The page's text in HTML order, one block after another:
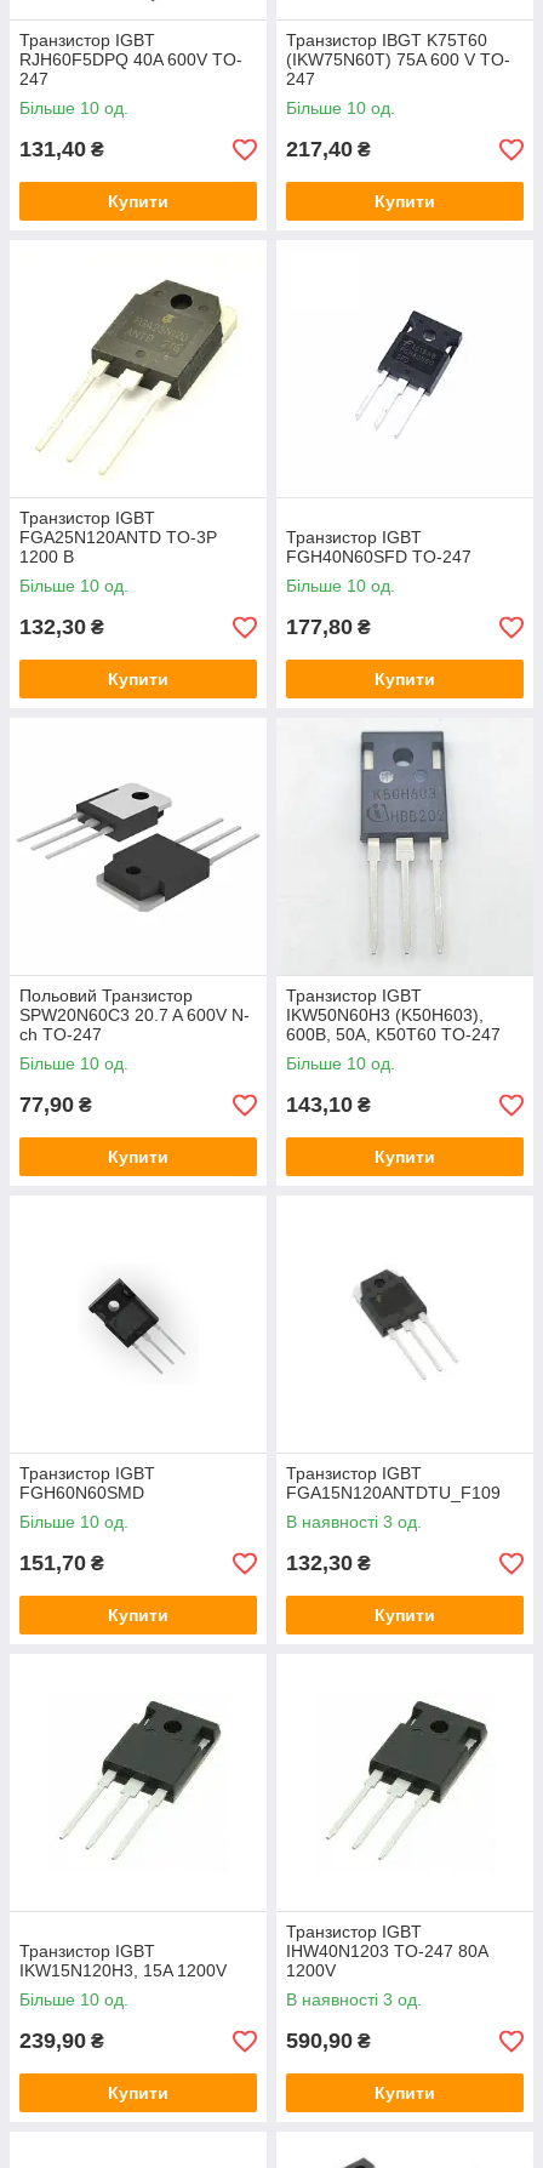
Транзистор IGBT
RJH60F5DPQ 40A 600V TO-
247
Більше 10 од.
131,40 ₴
Купити
Транзистор IBGT K75T60
(IKW75N60T) 75A 600 V TO-
247
Більше 10 од.
217,40 ₴
Купити
Транзистор IGBT
FGA25N120ANTD TO-3P
1200 В
Більше 10 од.
132,30 ₴
Купити
Транзистор IGBT
FGH40N60SFD TO-247
Більше 10 од.
177,80 ₴
Купити
Польовий Транзистор
SPW20N60C3 20.7 A 600V N-
ch TO-247
Більше 10 од.
77,90 ₴
Купити
Транзистор IGBT
IKW50N60H3 (K50H603),
600В, 50А, K50T60 TO-247
Більше 10 од.
143,10 ₴
Купити
Транзистор IGBT
FGH60N60SMD
Більше 10 од.
151,70 ₴
Купити
Транзистор IGBT
FGA15N120ANTDTU_F109
В наявності 3 од.
132,30 ₴
Купити
Транзистор IGBT
IKW15N120H3, 15A 1200V
Більше 10 од.
239,90 ₴
Купити
Транзистор IGBT
IHW40N1203 TO-247 80A
1200V
В наявності 3 од.
590,90 ₴
Купити